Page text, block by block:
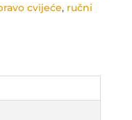
cvijeće, ručni